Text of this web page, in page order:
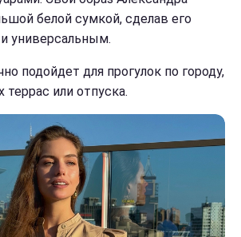
белой сумкой, сделав его
универсальным.
подойдет для прогулок по городу,
террас или отпуска.